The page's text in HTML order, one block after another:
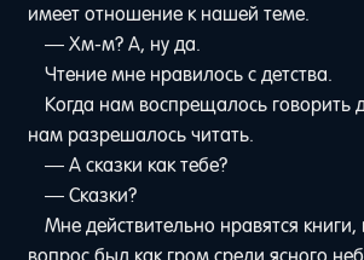
имеет отношение к нашей теме.
— Хм-м? А, ну да.
Чтение мне нравилось с детства.
Когда нам воспрещалось говорить
нам разрешалось читать.
— А сказки как тебе?
— Сказки?
Мне действительно нравятся книги,